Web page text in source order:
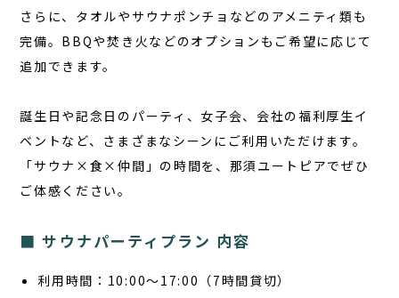
さらに、タオルやサウナポンチョなどのアメニティ類も
完備。BBQや焚き火などのオプションもご希望に応じて
追加できます。
誕生日や記念日のパーティ、女子会、会社の福利厚生イ
ベントなど、さまざまなシーンにご利用いただけます。
「サウナ×食×仲間」の時間を、那須ユートピアでぜひ
ご体感ください。
■ サウナパーティプラン 内容
利用時間：10:00〜17:00（7時間貸切）